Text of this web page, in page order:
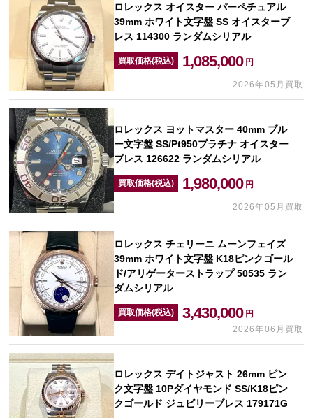
ロレックス オイスター パーペチュアル
39mm ホワイト文字盤 SS オイスターブ
レス 114300 ランダムシリアル
買取価格(税込) 1,085,000 円
2026年05月買取
ロレックス ヨットマスター 40mm ブル
ー文字盤 SS/Pt950プラチナ オイスター
ブレス 126622 ランダムシリアル
買取価格(税込) 1,980,000 円
2026年05月買取
ロレックス チェリーニ ムーンフェイズ
39mm ホワイト文字盤 K18ピンクゴール
ド/アリゲーターストラップ 50535 ラン
ダムシリアル
買取価格(税込) 3,430,000 円
2026年06月買取
ロレックス デイトジャスト 26mm ピン
ク文字盤 10Pダイヤモンド SS/K18ピン
クゴールド ジュビリーブレス 179171G